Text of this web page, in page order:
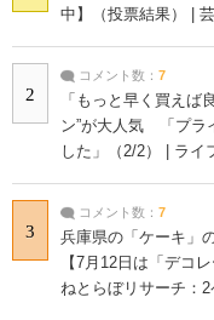
中】（投票結果） |
2
コメント数： 7
「もっと早く買え
ン”が大人気 「プラ
した」（2/2） | ライ
3
コメント数： 7
兵庫県の「ケーキ」
【7月12日は「デコ
ねとらぼリサーチ：2